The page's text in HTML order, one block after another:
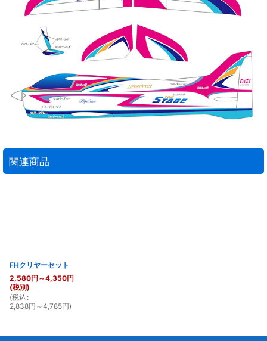
関連商品
FHクリヤーセット
2,580円 ～4,350円
(税別)
(税込 :
2,838円 ～4,785円)